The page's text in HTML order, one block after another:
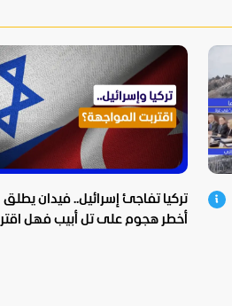
تركيا تفاجئ إسرائيل.. فيدان يطلق
أخطر هجوم على تل أبيب فهل